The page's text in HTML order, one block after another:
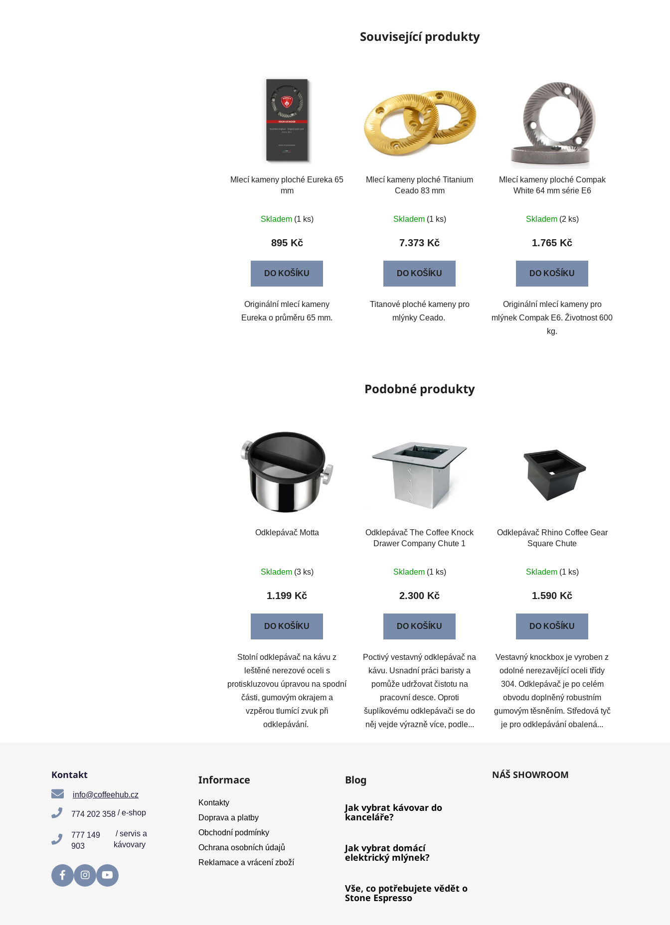
Související produkty
Mlecí kameny ploché Eureka 65
mm
Skladem (1 ks)
895 Kč
DO KOŠÍKU
Originální mlecí kameny
Eureka o průměru 65 mm.
Mlecí kameny ploché Titanium
Ceado 83 mm
Skladem (1 ks)
7.373 Kč
DO KOŠÍKU
Titanové ploché kameny pro
mlýnky Ceado.
Mlecí kameny ploché Compak
White 64 mm série E6
Skladem (2 ks)
1.765 Kč
DO KOŠÍKU
Originální mlecí kameny pro
mlýnek Compak E6. Životnost 600
kg.
Podobné produkty
Odklepávač Motta
Skladem (3 ks)
1.199 Kč
DO KOŠÍKU
Stolní odklepávač na kávu z
leštěné nerezové oceli s
protiskluzovou úpravou na spodní
části, gumovým okrajem a
vzpěrou tlumící zvuk při
odklepávání.
Odklepávač The Coffee Knock
Drawer Company Chute 1
Skladem (1 ks)
2.300 Kč
DO KOŠÍKU
Poctivý vestavný odklepávač na
kávu. Usnadní práci baristy a
pomůže udržovat čistotu na
pracovní desce. Oproti
šuplíkovému odklepávači se do
něj vejde výrazně více, podle...
Odklepávač Rhino Coffee Gear
Square Chute
Skladem (1 ks)
1.590 Kč
DO KOŠÍKU
Vestavný knockbox je vyroben z
odolné nerezavějící oceli třídy
304. Odklepávač je po celém
obvodu doplněný robustním
gumovým těsněním. Středová tyč
je pro odklepávání obalená...
Kontakt
info@coffeehub.cz
774 202 358 / e-shop
777 149
903
/ servis a
kávovary
Informace
Kontakty
Doprava a platby
Obchodní podmínky
Ochrana osobních údajů
Reklamace a vrácení zboží
Blog
Jak vybrat kávovar do
kanceláře?
Jak vybrat domácí
elektrický mlýnek?
Vše, co potřebujete vědět o
Stone Espresso
NÁŠ SHOWROOM